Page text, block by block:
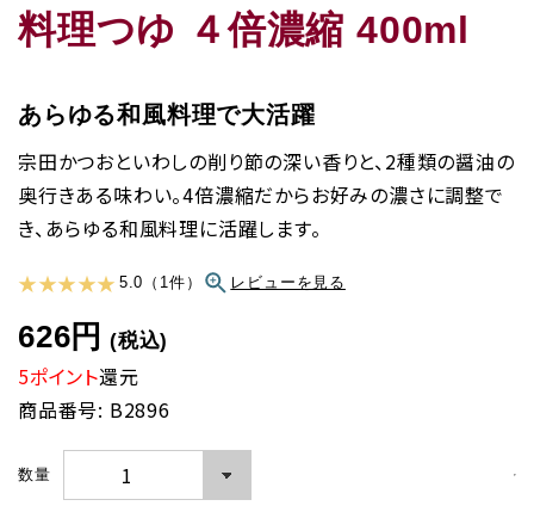
料理つゆ ４倍濃縮 400ml
あらゆる和風料理で大活躍
宗田かつおといわしの削り節の深い香りと、2種類の醤油の
奥行きある味わい。4倍濃縮だからお好みの濃さに調整で
き、あらゆる和風料理に活躍します。
★ ★ ★ ★ ★ 5.0（1件） レビューを見る
626円 (税込)
5ポイント還元
商品番号: B2896
数量